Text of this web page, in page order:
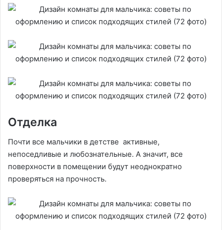
Отделка
Почти все мальчики в детстве активные,
непоседливые и любознательные. А значит, все
поверхности в помещении будут неоднократно
проверяться на прочность.